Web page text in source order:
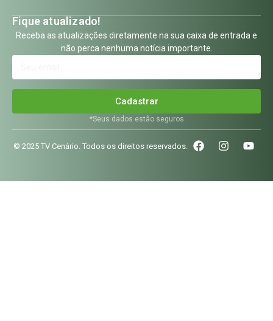
Fique atualizado!
Receba as atualizações diretamente na sua caixa de entrada e
não perca nenhuma notícia importante.
Cadastrar
*Seus dados estão seguros
© 2025 TV Cenário. Todos os direitos reservados.